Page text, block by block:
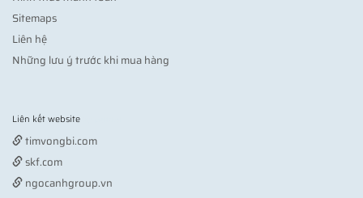
Sitemaps
Liên hệ
Những lưu ý trước khi mua hàng
Liên kết website
timvongbi.com
skf.com
ngocanhgroup.vn